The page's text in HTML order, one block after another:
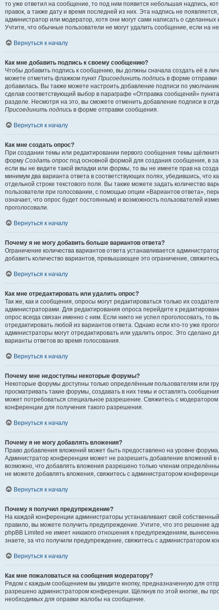
то уже ответил на сообщение, то под ним появится небольшая надпись,
правок, а также дату и время последней из них. Эта надпись не
администратор или модератор, хотя они могут сами написать о
Учтите, что обычные пользователи не могут удалить сообщение, если на
Вернуться к началу
Как мне добавить подпись к своему сообщению?
Чтобы добавить подпись к сообщению, вы должны сначала создать её в
можете отметить флажком пункт Присоединить подпись в форме
добавилась. Вы также можете настроить добавление подписи по
сделав соответствующий выбор в параграфе «Отправка сообщений»
разделе. Несмотря на это, вы сможете отменить добавление подписи в
Присоединить подпись в форме отправки сообщения.
Вернуться к началу
Как мне создать опрос?
При создании темы или редактировании первого сообщения темы
форму Создать опрос под основной формой для создания сообщения, в
если вы не видите такой вкладки или формы, то вы не имеете прав на
минимум два варианта ответа в соответствующих полях, убедившись, что
отдельной строке текстового поля. Вы также можете задать количество
пользователи при голосовании, с помощью опции «Вариантов ответа»,
означает, что опрос будет постоянным) и возможность пользователей
проголосовали.
Вернуться к началу
Почему я не могу добавить больше вариантов ответа?
Ограничение количества вариантов ответа устанавливается
добавить количество вариантов, превышающее это ограничение,
Вернуться к началу
Как мне отредактировать или удалить опрос?
Так же, как и сообщения, опросы могут редактироваться только их
администраторами. Для редактирования опроса перейдите к
опрос всегда связан именно с ним. Если никто не успел проголосовать, то
отредактировать любой из вариантов ответа. Однако если кто-то уже
администраторы могут отредактировать или удалить опрос. Это сделано
варианты ответов во время голосования.
Вернуться к началу
Почему мне недоступны некоторые форумы?
Некоторые форумы доступны только определённым пользователям или
просматривать такие форумы, создавать в них темы и оставлять
может потребоваться специальное разрешение. Свяжитесь с
конференции для получения такого разрешения.
Вернуться к началу
Почему я не могу добавлять вложения?
Право добавления вложений может быть предоставлено на уровне
Администратор конференции может не разрешить добавление вложений
возможно, что добавлять вложения разрешено только членам
не можете добавлять вложения, свяжитесь с администратором
Вернуться к началу
Почему я получил предупреждение?
На каждой конференции администраторы устанавливают свой
правило, вы можете получить предупреждение. Учтите, что это решение
phpBB Limited не имеет никакого отношения к предупреждениям,
знаете, за что получили предупреждение, свяжитесь с администратором
Вернуться к началу
Как мне пожаловаться на сообщения модератору?
Рядом с каждым сообщением вы увидите кнопку, предназначенную для
разрешено администратором конференции. Щёлкнув по этой кнопке, вы
необходимых для оправки жалобы на сообщение.